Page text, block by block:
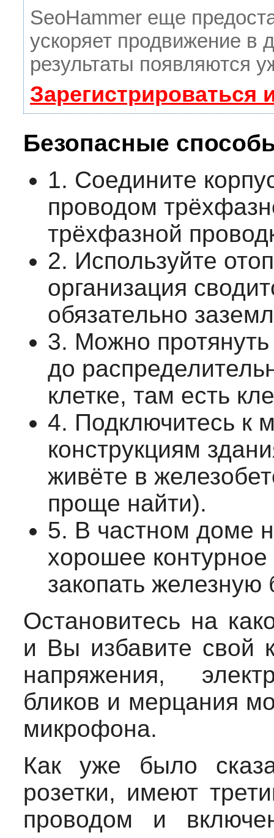
SeoHammer еще
ускоряет продвижение в
результаты появляются
Зарегистрироваться
Безопасные
1. Соедините
проводом
трёхфазной
2. Используйте
организация
обязательно
3. Можно
до
клетке, там есть
4. Подключитесь к
конструкциям
живёте в
проще найти).
5. В частном доме
хорошее
закопать железную
Остановитесь на
и Вы избавите свой
напряжения,
бликов и мерцания
микрофона.
Как уже было
розетки, имеют
проводом и